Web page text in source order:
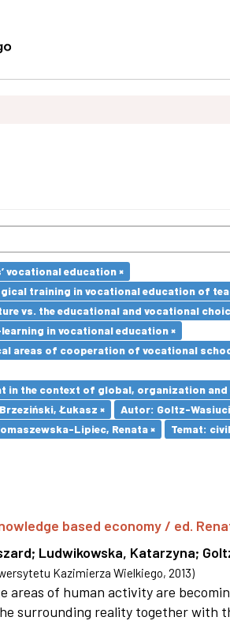
vocational education ×
training in vocational education of
vs. the educational and vocational
in vocational education ×
areas of cooperation of vocational
in the context of global, organization and
Łukasz ×
Autor: Goltz-
Lipiec, Renata × Temat:
based economy / ed.
; Ludwikowska, Katarzyna;
Kazimierza Wielkiego, 2013)
areas of human activity are
surrounding reality together with